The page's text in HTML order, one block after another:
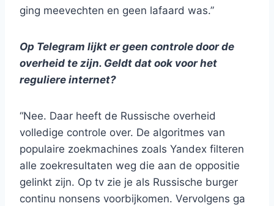
ging meevechten en geen lafaard was.”
Op Telegram lijkt er geen controle door de
overheid te zijn. Geldt dat ook voor het
reguliere internet?
“Nee. Daar heeft de Russische overheid
volledige controle over. De algoritmes van
populaire zoekmachines zoals Yandex filteren
alle zoekresultaten weg die aan de oppositie
gelinkt zijn. Op tv zie je als Russische burger
continu nonsens voorbijkomen. Vervolgens ga